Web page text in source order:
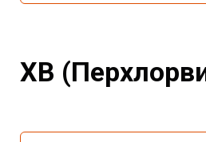
ХВ